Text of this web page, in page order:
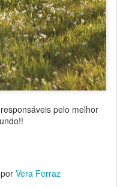
pelo melhor
por Vera Ferraz